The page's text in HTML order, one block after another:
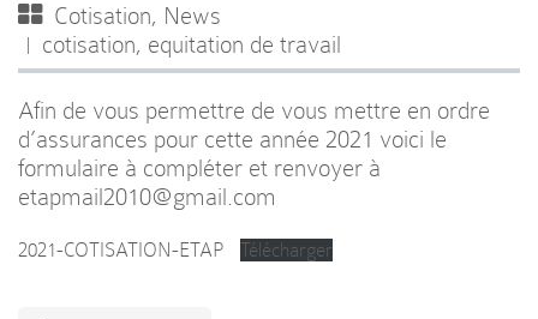
Cotisation, News
cotisation, equitation de travail
Afin de vous permettre de vous mettre en ordre
d’assurances pour cette année 2021 voici le
formulaire à compléter et renvoyer à
etapmail2010@gmail.com
2021-COTISATION-ETAP Télécharger